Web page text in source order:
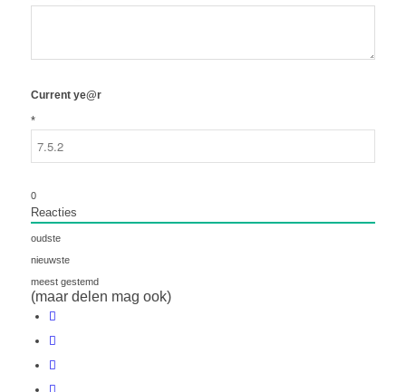
Current ye@r
*
0
Reacties
oudste
nieuwste
meest gestemd
(maar delen mag ook)